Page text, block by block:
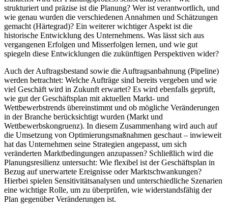
strukturiert und präzise ist die Planung? Wer ist verantwortlich, und
wie genau wurden die verschiedenen Annahmen und Schätzungen
gemacht (Härtegrad)? Ein weiterer wichtiger Aspekt ist die
historische Entwicklung des Unternehmens. Was lässt sich aus
vergangenen Erfolgen und Misserfolgen lernen, und wie gut
spiegeln diese Entwicklungen die zukünftigen Perspektiven wider?
Auch der Auftragsbestand sowie die Auftragsanbahnung (Pipeline)
werden betrachtet: Welche Aufträge sind bereits vergeben und wie
viel Geschäft wird in Zukunft erwartet? Es wird ebenfalls geprüft,
wie gut der Geschäftsplan mit aktuellen Markt- und
Wettbewerbstrends übereinstimmt und ob mögliche Veränderungen
in der Branche berücksichtigt wurden (Markt und
Wettbewerbskongruenz). In diesem Zusammenhang wird auch auf
die Umsetzung von Optimierungsmaßnahmen geschaut – inwieweit
hat das Unternehmen seine Strategien angepasst, um sich
veränderten Marktbedingungen anzupassen? Schließlich wird die
Planungsresilienz untersucht: Wie flexibel ist der Geschäftsplan in
Bezug auf unerwartete Ereignisse oder Marktschwankungen?
Hierbei spielen Sensitivitätsanalysen und unterschiedliche Szenarien
eine wichtige Rolle, um zu überprüfen, wie widerstandsfähig der
Plan gegenüber Veränderungen ist.